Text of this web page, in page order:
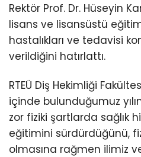
Rektör Prof. Dr. Hüseyin
lisans ve lisansüstü
hastalıkları ve tedavisi
verildiğini hatırlattı.
RTEÜ Diş Hekimliği
içinde bulunduğumuz
zor fiziki şartlarda sağlık
eğitimini sürdürdüğünü,
olmasına rağmen ilimiz